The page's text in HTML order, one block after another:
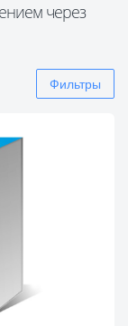
через
Фильтры